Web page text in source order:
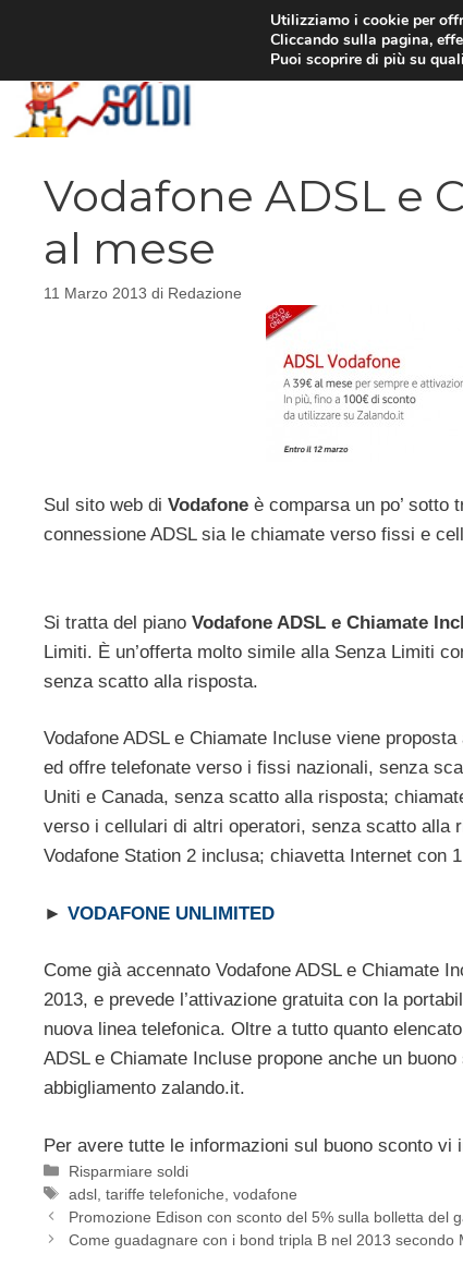
Vodafone ADSL e
al mese
11 Marzo 2013 di Redazione
Sul sito web di Vodafone è comparsa un po’ sotto
connessione ADSL sia le chiamate verso fissi e
Si tratta del piano Vodafone ADSL e Chiamate
Limiti. È un’offerta molto simile alla Senza Limiti
senza scatto alla risposta.
Vodafone ADSL e Chiamate Incluse viene proposta
ed offre telefonate verso i fissi nazionali, senza
Uniti e Canada, senza scatto alla risposta;
verso i cellulari di altri operatori, senza scatto alla
Vodafone Station 2 inclusa; chiavetta Internet con
► VODAFONE UNLIMITED
Come già accennato Vodafone ADSL e Chiamate
2013, e prevede l’attivazione gratuita con la
nuova linea telefonica. Oltre a tutto quanto
ADSL e Chiamate Incluse propone anche un
abbigliamento zalando.it.
Per avere tutte le informazioni sul buono sconto
Categorie
Risparmiare soldi
Tag
adsl ,tariffe telefoniche ,vodafone
Promozione Edison con sconto del 5% sulla bolletta del
Come guadagnare con i bond tripla B nel 2013 secondo
Utilizziamo i cookie per
Cliccando sulla pagina,
Puoi scoprire di più su